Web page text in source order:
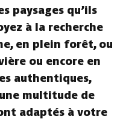
paysages qu’ils
à la recherche
en plein forêt, ou
ou encore en
authentiques,
multitude de
adaptés à votre